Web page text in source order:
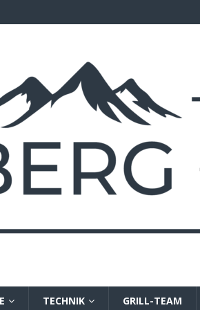
TECHNIK GRILL-TEAM